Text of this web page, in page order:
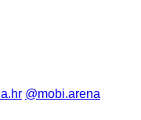
@mobi.arena